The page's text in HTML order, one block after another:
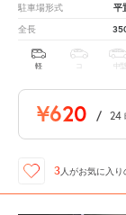
駐車場形式 平
全長
軽 中型
¥620 / 24
3 人がお気に入り